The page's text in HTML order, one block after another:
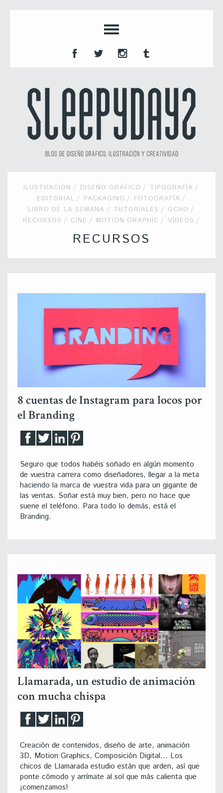
ILUSTRACIÓN DISEÑO GRÁFICO
TIPOGRAFÍA
EDITORIAL
PACKAGING
FOTOGRAFÍA
LIBRO DE LA SEMANA
TUTORIALES
OCHO
RECURSOS
CINE MOTION GRAPHIC VÍDEOS
RECURSOS
8 cuentas de Instagram para locos por
el Branding
Seguro que todos habéis soñado en algún momento
de vuestra carrera como diseñadores, llegar a la meta
haciendo la marca de vuestra vida para un gigante de
las ventas. Soñar está muy bien, pero no hace que
suene el teléfono. Para todo lo demás, está el
Branding.
Llamarada, un estudio de animación
con mucha chispa
Creación de contenidos, diseño de arte, animación
3D, Motion Graphics, Composición Digital… Los
chicos de Llamarada estudio están que arden, así que
ponte cómodo y arrímate al sol que más calienta que
¡comenzamos!